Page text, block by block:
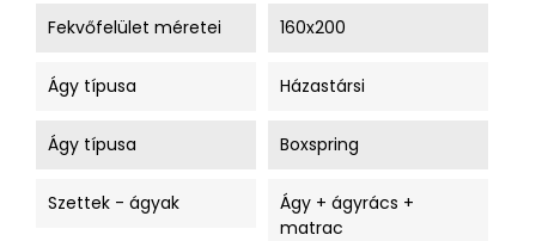
Fekvőfelület méretei 160x200
Ágy típusa Házastársi
Ágy típusa Boxspring
Szettek - ágyak
Ágy + ágyrács +
matrac